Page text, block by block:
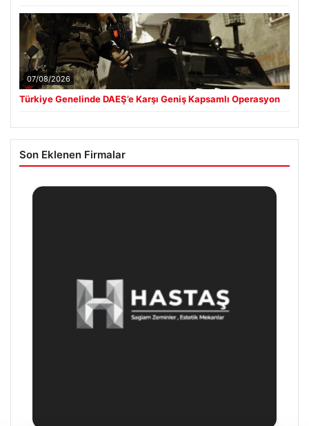
07/08/2026
Türkiye Genelinde DAEŞ’e Karşı Geniş Kapsamlı Operasyon
Son Eklenen Firmalar